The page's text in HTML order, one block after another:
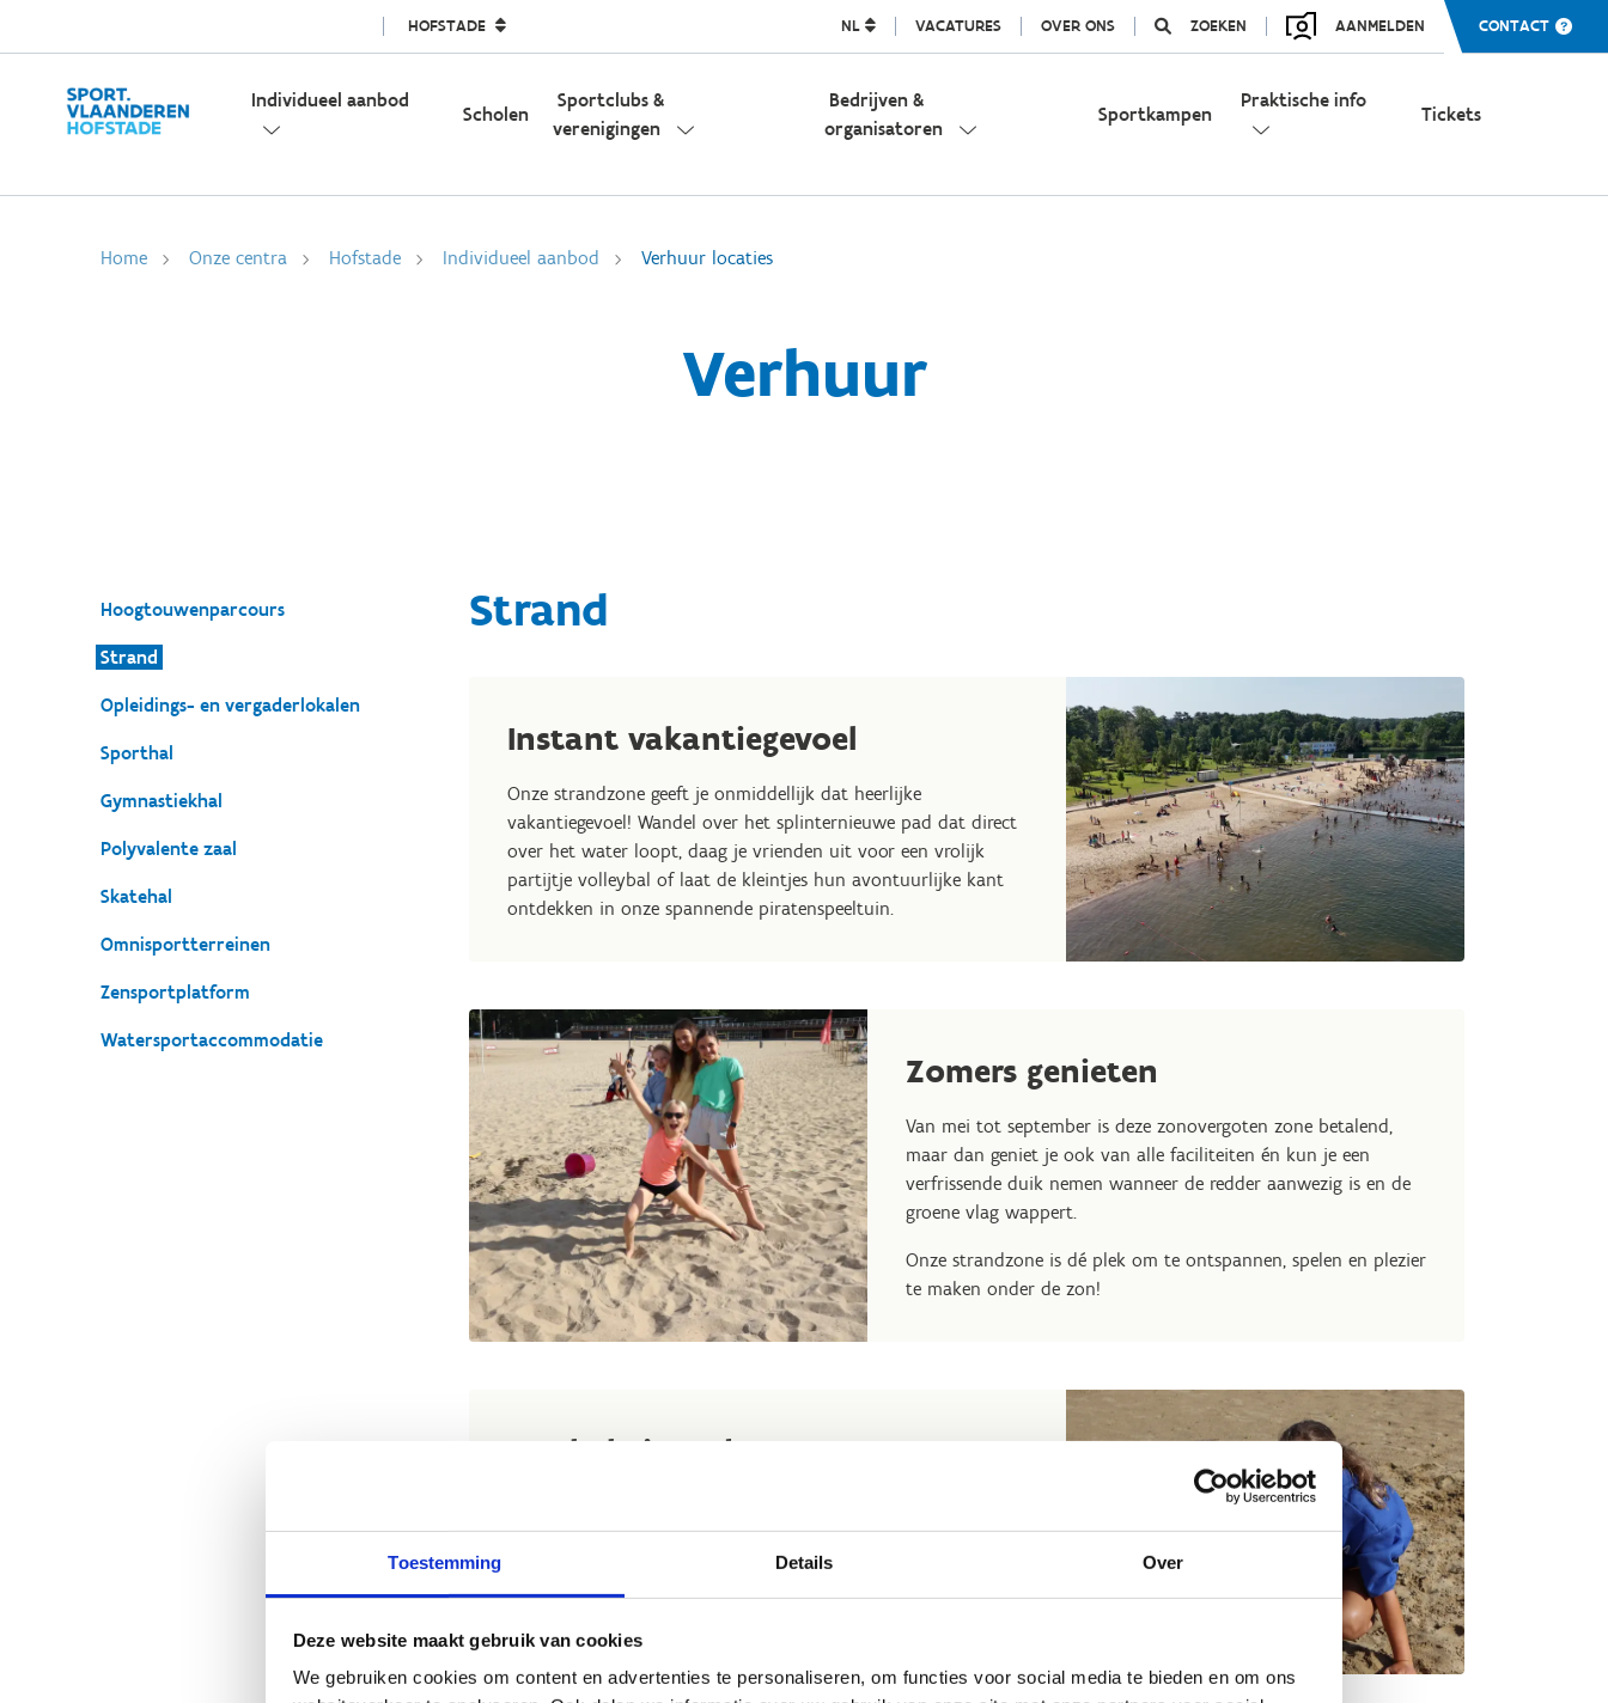
Toestemming Details Over
Deze website maakt gebruik van cookies
We gebruiken cookies om content en advertenties te personaliseren, om functies voor social media te bieden en om ons
HOFSTADE NL VACATURES OVER ONS ZOEKEN AANMELDEN CONTACT
Individueel aanbod
Scholen
Sportclubs &
verenigingen
Bedrijven &
organisatoren
Sportkampen
Praktische info
Tickets
Home Onze centra Hofstade Individueel aanbod Verhuur locaties
Verhuur
Hoogtouwenparcours
Strand
Opleidings- en vergaderlokalen
Sporthal
Gymnastiekhal
Polyvalente zaal
Skatehal
Omnisportterreinen
Zensportplatform
Watersportaccommodatie
Strand
Instant vakantiegevoel
Onze strandzone geeft je onmiddellijk dat heerlijke
vakantiegevoel! Wandel over het splinternieuwe pad dat direct
over het water loopt, daag je vrienden uit voor een vrolijk
partijtje volleybal of laat de kleintjes hun avontuurlijke kant
ontdekken in onze spannende piratenspeeltuin.
Zomers genieten
Van mei tot september is deze zonovergoten zone betalend,
maar dan geniet je ook van alle faciliteiten én kun je een
verfrissende duik nemen wanneer de redder aanwezig is en de
groene vlag wappert.
Onze strandzone is dé plek om te ontspannen, spelen en plezier
te maken onder de zon!
Het hele jaar door
voor iedereen. Honden zijn van harte welkom, zolang ze het
wandelpad langs het strand volgen en aan de leiband blijven.
Zo kan iedereen, groot en klein, volop genieten van het